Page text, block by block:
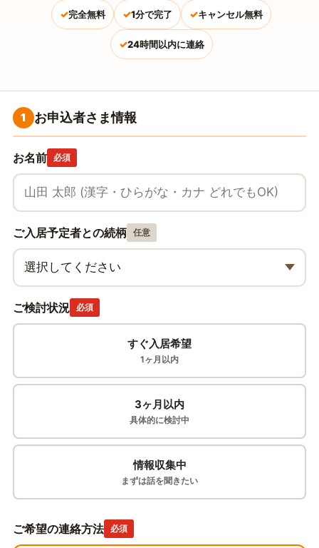
✓完全無料 ✓1分で完了 ✓キャンセル無料
✓24時間以内に連絡
1 お申込者さま情報
お名前 必須
ご入居予定者との続柄 任意
ご検討状況 必須
すぐ入居希望
1ヶ月以内
3ヶ月以内
具体的に検討中
情報収集中
まずは話を聞きたい
ご希望の連絡方法 必須